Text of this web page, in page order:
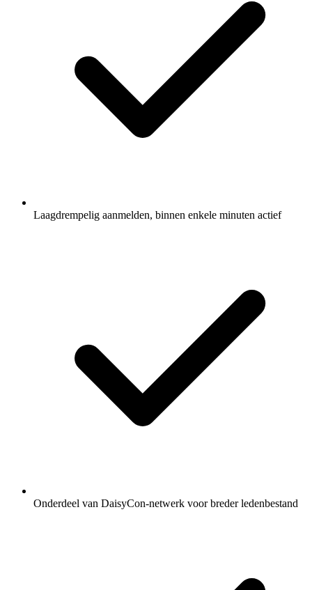
Laagdrempelig aanmelden, binnen enkele minuten actief
Onderdeel van DaisyCon-netwerk voor breder ledenbestand